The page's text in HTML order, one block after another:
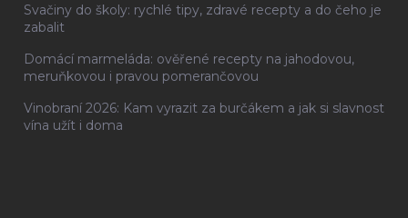
Svačiny do školy: rychlé tipy, zdravé recepty a do čeho je
zabalit
Domácí marmeláda: ověřené recepty na jahodovou,
meruňkovou i pravou pomerančovou
Vinobraní 2026: Kam vyrazit za burčákem a jak si slavnost
vína užít i doma